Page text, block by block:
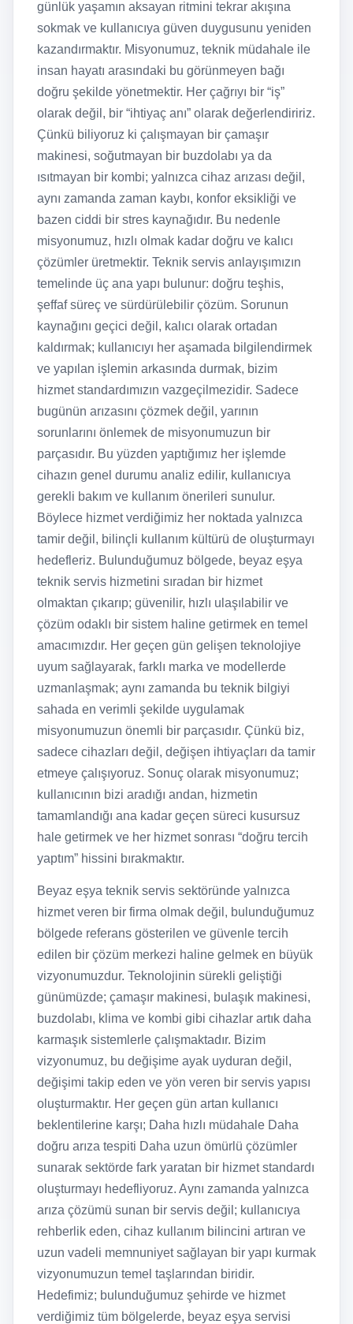
günlük yaşamın aksayan ritmini tekrar akışına
sokmak ve kullanıcıya güven duygusunu yeniden
kazandırmaktır. Misyonumuz, teknik müdahale ile
insan hayatı arasındaki bu görünmeyen bağı
doğru şekilde yönetmektir. Her çağrıyı bir “iş”
olarak değil, bir “ihtiyaç anı” olarak değerlendiririz.
Çünkü biliyoruz ki çalışmayan bir çamaşır
makinesi, soğutmayan bir buzdolabı ya da
ısıtmayan bir kombi; yalnızca cihaz arızası değil,
aynı zamanda zaman kaybı, konfor eksikliği ve
bazen ciddi bir stres kaynağıdır. Bu nedenle
misyonumuz, hızlı olmak kadar doğru ve kalıcı
çözümler üretmektir. Teknik servis anlayışımızın
temelinde üç ana yapı bulunur: doğru teşhis,
şeffaf süreç ve sürdürülebilir çözüm. Sorunun
kaynağını geçici değil, kalıcı olarak ortadan
kaldırmak; kullanıcıyı her aşamada bilgilendirmek
ve yapılan işlemin arkasında durmak, bizim
hizmet standardımızın vazgeçilmezidir. Sadece
bugünün arızasını çözmek değil, yarının
sorunlarını önlemek de misyonumuzun bir
parçasıdır. Bu yüzden yaptığımız her işlemde
cihazın genel durumu analiz edilir, kullanıcıya
gerekli bakım ve kullanım önerileri sunulur.
Böylece hizmet verdiğimiz her noktada yalnızca
tamir değil, bilinçli kullanım kültürü de oluşturmayı
hedefleriz. Bulunduğumuz bölgede, beyaz eşya
teknik servis hizmetini sıradan bir hizmet
olmaktan çıkarıp; güvenilir, hızlı ulaşılabilir ve
çözüm odaklı bir sistem haline getirmek en temel
amacımızdır. Her geçen gün gelişen teknolojiye
uyum sağlayarak, farklı marka ve modellerde
uzmanlaşmak; aynı zamanda bu teknik bilgiyi
sahada en verimli şekilde uygulamak
misyonumuzun önemli bir parçasıdır. Çünkü biz,
sadece cihazları değil, değişen ihtiyaçları da tamir
etmeye çalışıyoruz. Sonuç olarak misyonumuz;
kullanıcının bizi aradığı andan, hizmetin
tamamlandığı ana kadar geçen süreci kusursuz
hale getirmek ve her hizmet sonrası “doğru tercih
yaptım” hissini bırakmaktır.
Beyaz eşya teknik servis sektöründe yalnızca
hizmet veren bir firma olmak değil, bulunduğumuz
bölgede referans gösterilen ve güvenle tercih
edilen bir çözüm merkezi haline gelmek en büyük
vizyonumuzdur. Teknolojinin sürekli geliştiği
günümüzde; çamaşır makinesi, bulaşık makinesi,
buzdolabı, klima ve kombi gibi cihazlar artık daha
karmaşık sistemlerle çalışmaktadır. Bizim
vizyonumuz, bu değişime ayak uyduran değil,
değişimi takip eden ve yön veren bir servis yapısı
oluşturmaktır. Her geçen gün artan kullanıcı
beklentilerine karşı; Daha hızlı müdahale Daha
doğru arıza tespiti Daha uzun ömürlü çözümler
sunarak sektörde fark yaratan bir hizmet standardı
oluşturmayı hedefliyoruz. Aynı zamanda yalnızca
arıza çözümü sunan bir servis değil; kullanıcıya
rehberlik eden, cihaz kullanım bilincini artıran ve
uzun vadeli memnuniyet sağlayan bir yapı kurmak
vizyonumuzun temel taşlarından biridir.
Hedefimiz; bulunduğumuz şehirde ve hizmet
verdiğimiz tüm bölgelerde, beyaz eşya servisi